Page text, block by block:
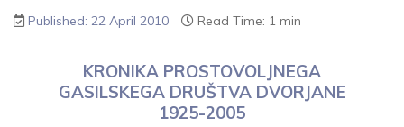
Published: 22 April 2010 Read Time: 1 min
KRONIKA PROSTOVOLJNEGA
GASILSKEGA DRUŠTVA DVORJANE
1925-2005